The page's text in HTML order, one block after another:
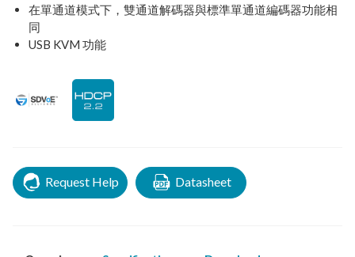
在單通道模式下，雙通道解碼器與標準單通道編碼器功能相
同
USB KVM 功能
Request Help Datasheet